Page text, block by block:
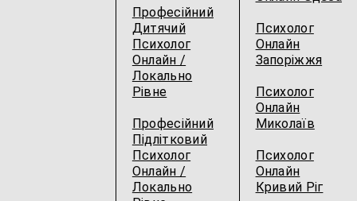
Професійний
Дитячий
Психолог
Онлайн /
Локально
Рівне
Професійний
Підлітковий
Психолог
Онлайн /
Локально
Психолог
Онлайн
Запоріжжя
Психолог
Онлайн
Миколаїв
Психолог
Онлайн
Кривий Ріг